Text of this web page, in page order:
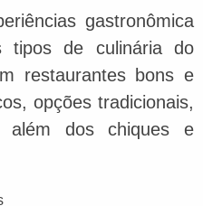
gastronômica
tipos de culinária do
restaurantes bons e
opções tradicionais,
além dos chiques e